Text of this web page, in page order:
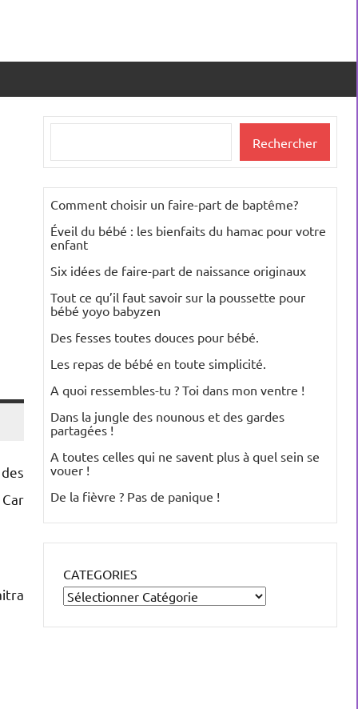
Rechercher
Comment choisir un faire-part de baptême?
Éveil du bébé : les bienfaits du hamac pour votre
enfant
Six idées de faire-part de naissance originaux
Tout ce qu’il faut savoir sur la poussette pour
bébé yoyo babyzen
Des fesses toutes douces pour bébé.
Les repas de bébé en toute simplicité.
A quoi ressembles-tu ? Toi dans mon ventre !
Dans la jungle des nounous et des gardes
partagées !
A toutes celles qui ne savent plus à quel sein se
vouer !
De la fièvre ? Pas de panique !
CATEGORIES